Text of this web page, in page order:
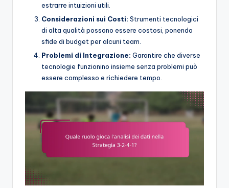
estrarre intuizioni utili.
Considerazioni sui Costi: Strumenti tecnologici
di alta qualità possono essere costosi, ponendo
sfide di budget per alcuni team.
Problemi di Integrazione: Garantire che diverse
tecnologie funzionino insieme senza problemi può
essere complesso e richiedere tempo.